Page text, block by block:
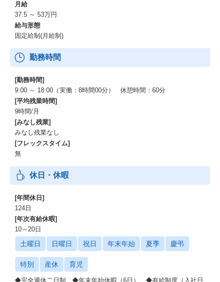
月給
37.5 ～ 53万円
給与形態
固定給制(月給制)
勤務時間
[勤務時間]
9:00 ～ 18:00（実働：8時間00分） 休憩時間：60分
[平均残業時間]
9時間/月
[みなし残業]
みなし残業なし
[フレックスタイム]
無
休日・休暇
[年間休日]
124日
[年次有給休暇]
10～20日
土曜日 日曜日 祝日 年末年始 夏季 慶弔
特別 産休 育児
◆完全週休二日制 ◆年末年始休暇（6日） ◆有給制度（入社日